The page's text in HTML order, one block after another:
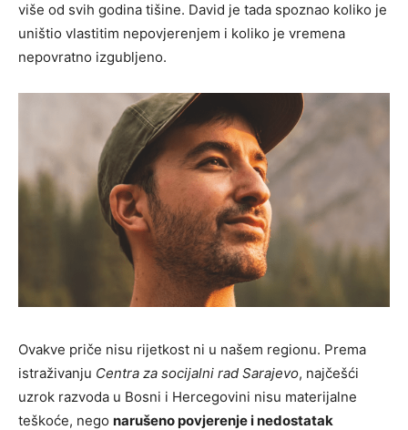
više od svih godina tišine. David je tada spoznao koliko je
uništio vlastitim nepovjerenjem i koliko je vremena
nepovratno izgubljeno.
Ovakve priče nisu rijetkost ni u našem regionu. Prema
istraživanju Centra za socijalni rad Sarajevo, najčešći
uzrok razvoda u Bosni i Hercegovini nisu materijalne
teškoće, nego narušeno povjerenje i nedostatak